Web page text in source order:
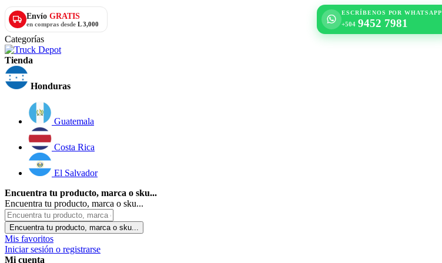
Envío GRATIS
en compras desde L 3,000
ESCRÍBENOS POR WHATSAPP
+504 9452 7981
Categorías
Tienda
Honduras
Guatemala
Costa Rica
El Salvador
Encuentra tu producto, marca o sku...
Encuentra tu producto, marca o sku...
Encuentra tu producto, marca o sku...
Mis favoritos
Iniciar sesión o registrarse
Mi cuenta